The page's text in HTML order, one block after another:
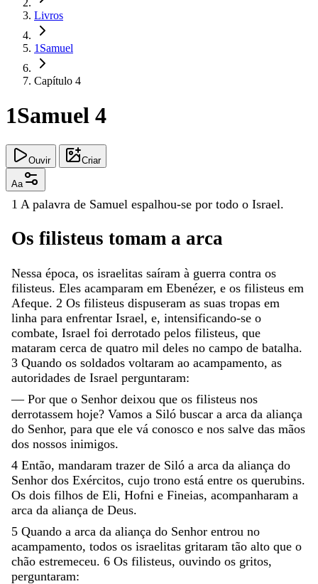
Livros
1Samuel
Capítulo 4
1Samuel 4
Ouvir Criar
Aa
1 A palavra de Samuel espalhou-se por todo o Israel.
Os filisteus tomam a arca
Nessa época, os israelitas saíram à guerra contra os
filisteus. Eles acamparam em Ebenézer, e os filisteus em
Afeque. 2 Os filisteus dispuseram as suas tropas em
linha para enfrentar Israel, e, intensificando-se o
combate, Israel foi derrotado pelos filisteus, que
mataram cerca de quatro mil deles no campo de batalha.
3 Quando os soldados voltaram ao acampamento, as
autoridades de Israel perguntaram:
— Por que o Senhor deixou que os filisteus nos
derrotassem hoje? Vamos a Siló buscar a arca da aliança
do Senhor, para que ele vá conosco e nos salve das mãos
dos nossos inimigos.
4 Então, mandaram trazer de Siló a arca da aliança do
Senhor dos Exércitos, cujo trono está entre os querubins.
Os dois filhos de Eli, Hofni e Fineias, acompanharam a
arca da aliança de Deus.
5 Quando a arca da aliança do Senhor entrou no
acampamento, todos os israelitas gritaram tão alto que o
chão estremeceu. 6 Os filisteus, ouvindo os gritos,
perguntaram: